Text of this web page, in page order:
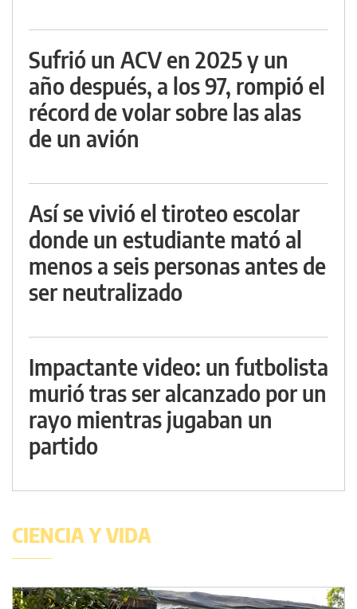
Sufrió un ACV en 2025 y un
año después, a los 97, rompió el
récord de volar sobre las alas
de un avión
Así se vivió el tiroteo escolar
donde un estudiante mató al
menos a seis personas antes de
ser neutralizado
Impactante video: un futbolista
murió tras ser alcanzado por un
rayo mientras jugaban un
partido
CIENCIA Y VIDA